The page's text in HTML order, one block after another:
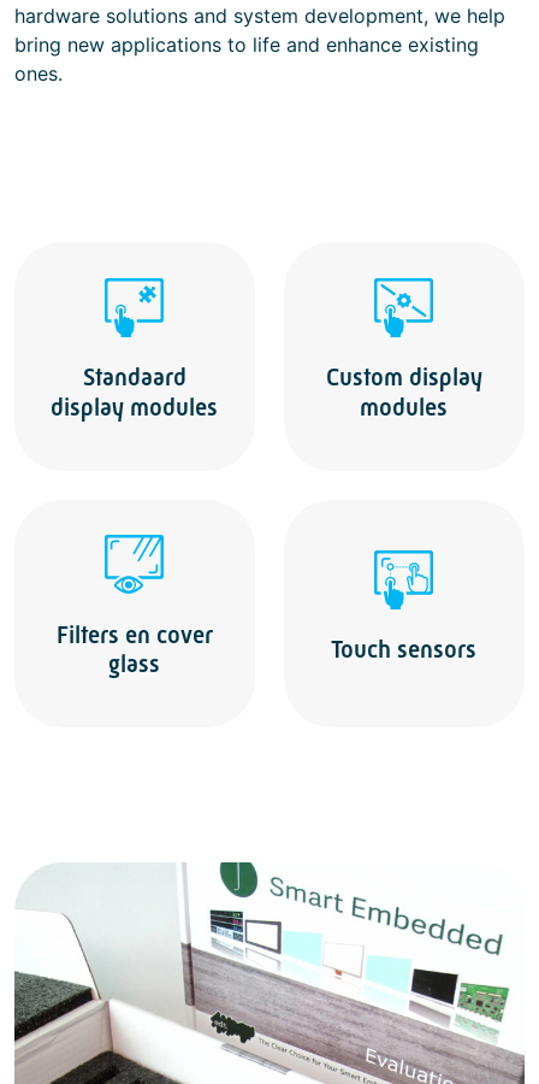
hardware solutions and system development, we help
bring new applications to life and enhance existing
ones.
Standaard
display modules
Custom display
modules
Filters en cover
glass
Touch sensors